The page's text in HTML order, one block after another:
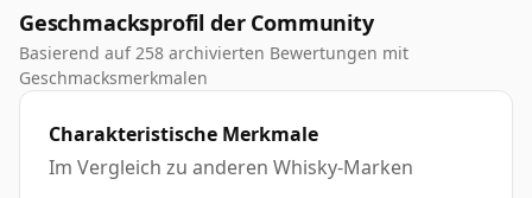
Geschmacksprofil der Community
Basierend auf 258 archivierten Bewertungen mit
Geschmacksmerkmalen
Charakteristische Merkmale
Im Vergleich zu anderen Whisky-Marken